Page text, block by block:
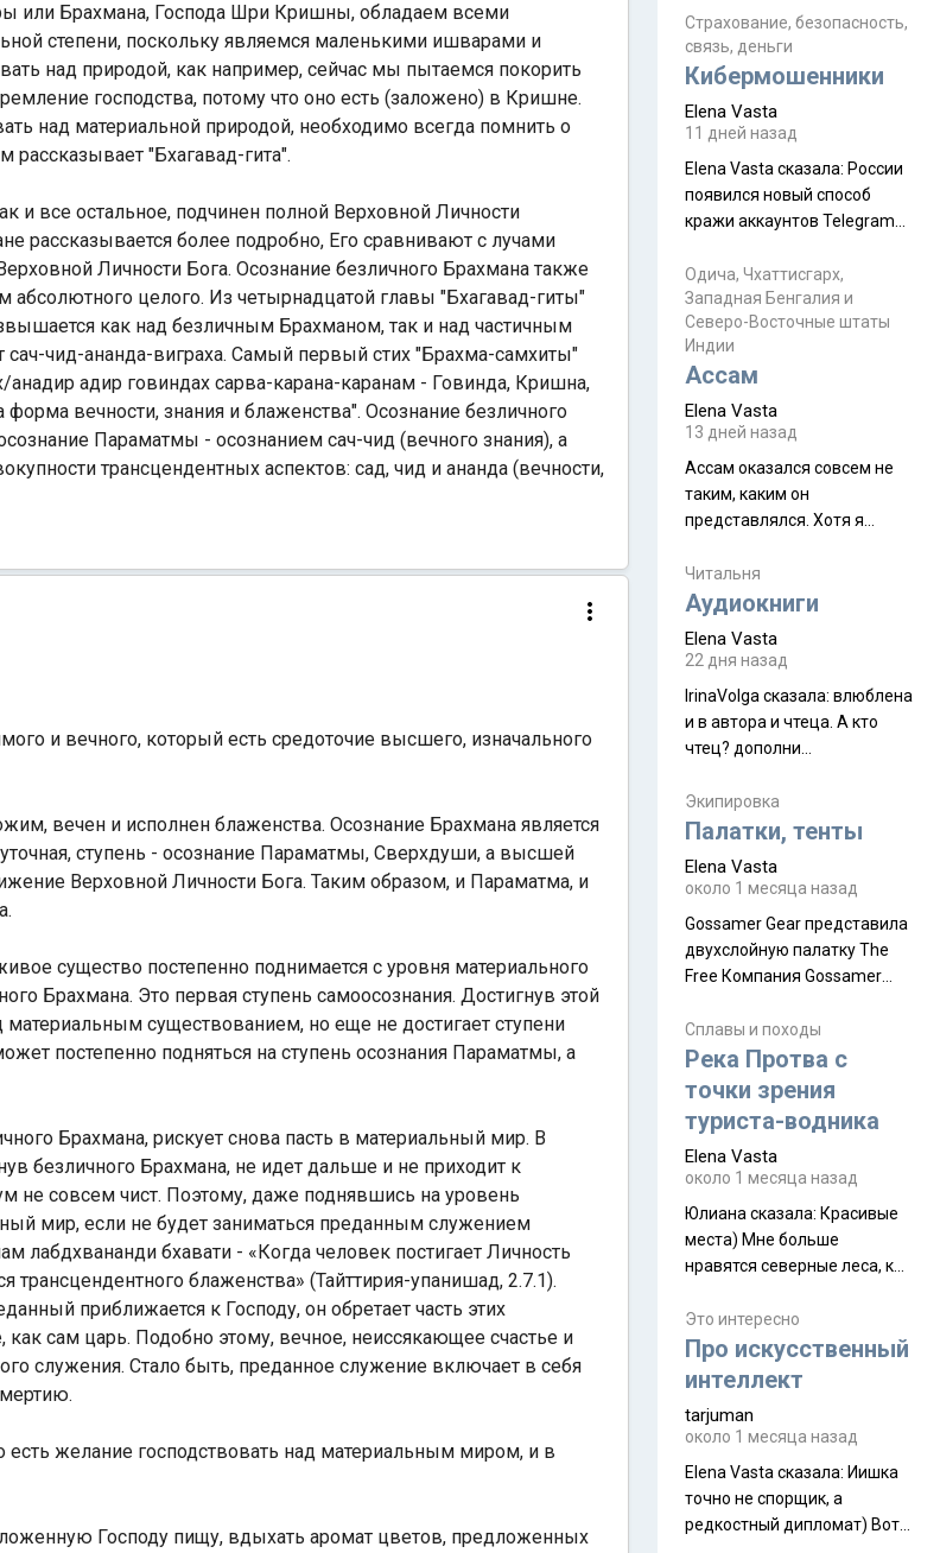
или Брахмана, Господа Шри Кришны, обладаем всеми
степени, поскольку являемся маленькими ишварами и
над природой, как например, сейчас мы пытаемся покорить
господства, потому что оно есть (заложено) в Кришне.
над материальной природой, необходимо всегда помнить о
"Бхагавад-гита".
и все остальное, подчинен полной Верховной Личности
рассказывается более подробно, Его сравнивают с лучами
Личности Бога. Осознание безличного Брахмана также
целого. Из четырнадцатой главы "Бхагавад-гиты"
как над безличным Брахманом, так и над частичным
чид-ананда-виграха. Самый первый стих "Брахма-самхиты"
адир говиндах сарва-карана-каранам - Говинда, Кришна,
вечности, знания и блаженства". Осознание безличного
Параматмы - осознанием сач-чид (вечного знания), а
трансцендентных аспектов: сад, чид и ананда (вечности,
и вечного, который есть средоточие высшего, изначального
вечен и исполнен блаженства. Осознание Брахмана является
ступень - осознание Параматмы, Сверхдуши, а высшей
Верховной Личности Бога. Таким образом, и Параматма, и
существо постепенно поднимается с уровня материального
Брахмана. Это первая ступень самоосознания. Достигнув этой
материальным существованием, но еще не достигает ступени
постепенно подняться на ступень осознания Параматмы, а
Брахмана, рискует снова пасть в материальный мир. В
безличного Брахмана, не идет дальше и не приходит к
не совсем чист. Поэтому, даже поднявшись на уровень
мир, если не будет заниматься преданным служением
лабдхвананди бхавати - «Когда человек постигает Личность
трансцендентного блаженства» (Тайттирия-упанишад, 2.7.1).
приближается к Господу, он обретает часть этих
как сам царь. Подобно этому, вечное, неиссякающее счастье и
служения. Стало быть, преданное служение включает в себя
желание господствовать над материальным миром, и в
Господу пищу, вдыхать аромат цветов, предложенных
заслужено, и чтобы попасть
на начало тропы показали
водителю карту, иначе
Пошли туда, потому что я
отзывов. По мне – сплошная
физуха, долгий спуск, потом
подъем по этому же пути.
Пока
Страхование, безопасность,
связь, деньги
Кибермошенники
Elena Vasta
11 дней назад
Elena Vasta сказалa: России
появился новый способ
кражи аккаунтов Telegram
Прочитайте! У моих двух
знакомых вот так увели
аккаунты
Одича, Чхаттисгарх,
Западная Бенгалия и
Северо-Восточные штаты
Индии
Ассам
Elena Vasta
13 дней назад
Ассам оказался совсем не
таким, каким он
представлялся. Хотя я
краешек, но все же схватила
ауру штата, как-то он меня
природа, мягкие
такая как бы переходная
ступень между привычной
нам Индией и остальными
надеюсь увидеть.
Читальня
Аудиокниги
Elena Vasta
22 дня назад
IrinaVolga сказалa: влюблена
и в автора и чтеца. А кто
чтец? дополни
Экипировка
Палатки, тенты
Elena Vasta
около 1 месяца назад
Gossamer Gear представила
двухслойную палатку The
Free Компания Gossamer
туристическую палатку The
Free, которая стала первой
ультралегкой моделью в
ассортименте
производителя. Новинка
получила двухслойную
конструкцию с отдельным
внешним тентом и сетчатой
внутренней палаткой, а ее
комплектации составляет
около 845 г. Палатка весит
менее
Сплавы и походы
Река Протва с
точки зрения
туриста-водника
Elena Vasta
около 1 месяца назад
Юлиана сказалa: Красивые
места) Мне больше
нравятся северные леса, как
южной тайги
Это интересно
Про искусственный
интеллект
tarjuman
около 1 месяца назад
Elena Vasta сказалa: Иишка
точно не спорщик, а
редкостный дипломат) Вот,